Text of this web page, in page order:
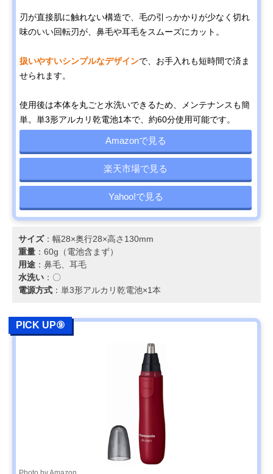
刃が直接肌に触れない構造で、毛の引っかかりが少なく切れ
味のいい回転刃が、鼻毛や耳毛をスムーズにカット。
扱いやすいシンプルなデザインで、お手入れも短時間で済ま
せられます。
使用後は本体を丸ごと水洗いできるため、メンテナンスも簡
単。単3形アルカリ乾電池1本で、約60分使用可能です。
Amazonで見る
楽天市場で見る
Yahoo!で見る
サイズ：幅28×奥行28×高さ130mm
重量 ：60g（電池含まず）
用途 ：鼻毛、耳毛
水洗い ：〇
電源方式 ：単3形アルカリ乾電池×1本
PICK UP⑨